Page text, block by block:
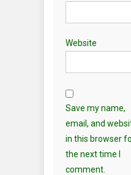
Website
Save my name,
email, and
in this browser
the next time I
comment.